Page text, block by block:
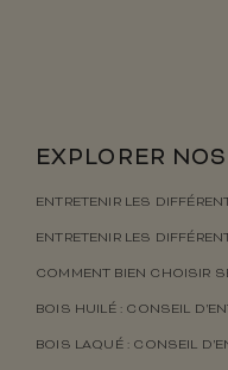
EXPLORER
ENTRETENIR LES
ENTRETENIR LES
COMMENT BIEN CHOISIR
BOIS HUILÉ : CONSEIL
BOIS LAQUÉ : CONSEIL